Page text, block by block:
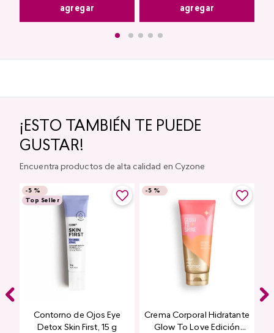
agregar agregar
¡ESTO TAMBIÉN TE PUEDE
GUSTAR!
Encuentra productos de alta calidad en Cyzone
-5 %
Top Seller
Contorno de Ojos Eye
Detox Skin First, 15 g
-5 %
Crema Corporal Hidratante
Glow To Love Edición